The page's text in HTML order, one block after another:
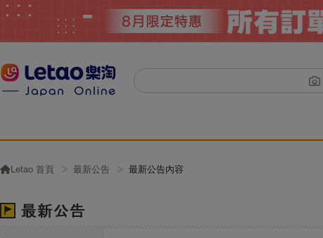
Letao 首頁 最新公告 最新公告內容